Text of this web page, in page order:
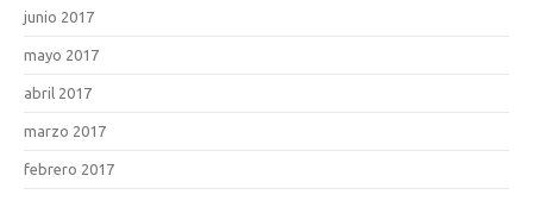
junio 2017
mayo 2017
abril 2017
marzo 2017
febrero 2017